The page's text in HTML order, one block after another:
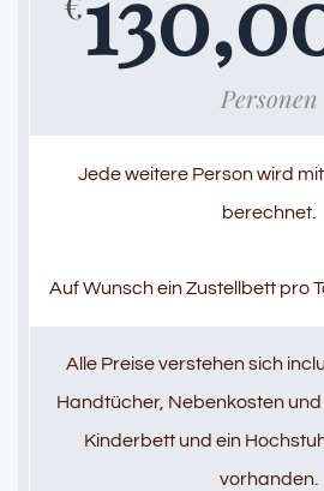
Personen
Jede weitere Person wird
berechnet.
Auf Wunsch ein Zustellbett pro
Alle Preise verstehen sich
Handtücher, Nebenkosten
Kinderbett und ein
vorhanden.